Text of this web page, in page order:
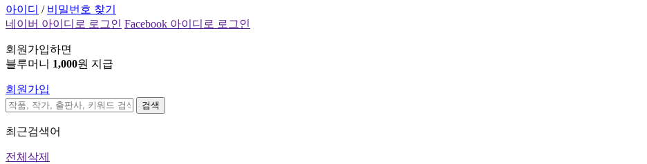
아이디 / 비밀번호 찾기
네이버 아이디로 로그인 Facebook 아이디로 로그인
회원가입하면
블루머니 1,000원 지급
회원가입
검색
최근검색어
전체삭제